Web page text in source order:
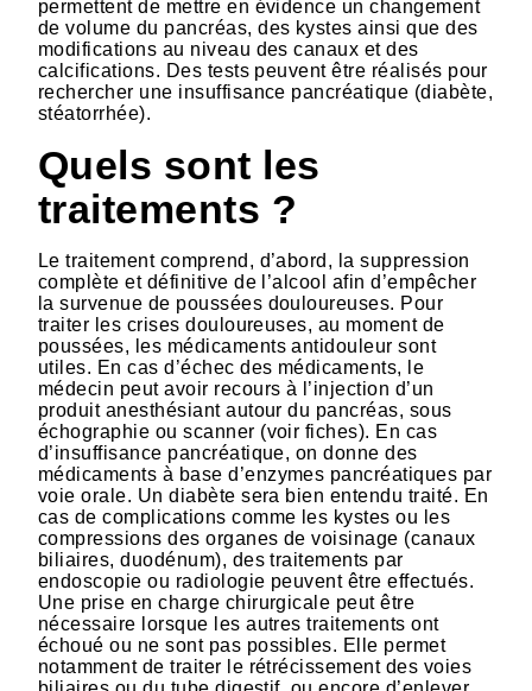
permettent de mettre en évidence un changement
de volume du pancréas, des kystes ainsi que des
modifications au niveau des canaux et des
calcifications. Des tests peuvent être réalisés pour
rechercher une insuffisance pancréatique (diabète,
stéatorrhée).
Quels sont les
traitements ?
Le traitement comprend, d’abord, la suppression
complète et définitive de l’alcool afin d’empêcher
la survenue de poussées douloureuses. Pour
traiter les crises douloureuses, au moment de
poussées, les médicaments antidouleur sont
utiles. En cas d’échec des médicaments, le
médecin peut avoir recours à l’injection d’un
produit anesthésiant autour du pancréas, sous
échographie ou scanner (voir fiches). En cas
d’insuffisance pancréatique, on donne des
médicaments à base d’enzymes pancréatiques par
voie orale. Un diabète sera bien entendu traité. En
cas de complications comme les kystes ou les
compressions des organes de voisinage (canaux
biliaires, duodénum), des traitements par
endoscopie ou radiologie peuvent être effectués.
Une prise en charge chirurgicale peut être
nécessaire lorsque les autres traitements ont
échoué ou ne sont pas possibles. Elle permet
notamment de traiter le rétrécissement des voies